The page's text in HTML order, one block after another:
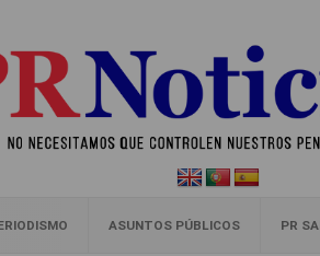
ASUNTOS PÚBLICOS PR